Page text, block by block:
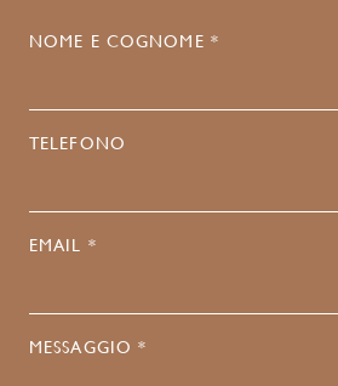
NOME E COGNOME *
TELEFONO
EMAIL *
MESSAGGIO *